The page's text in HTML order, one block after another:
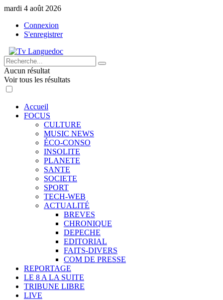
mardi 4 août 2026
Connexion
S'enregistrer
Aucun résultat
Voir tous les résultats
Accueil
FOCUS
CULTURE
MUSIC NEWS
ÉCO-CONSO
INSOLITE
PLANETE
SANTE
SOCIETE
SPORT
TECH-WEB
ACTUALITÉ
BREVES
CHRONIQUE
DEPECHE
EDITORIAL
FAITS-DIVERS
COM DE PRESSE
REPORTAGE
LE 8 A LA SUITE
TRIBUNE LIBRE
LIVE